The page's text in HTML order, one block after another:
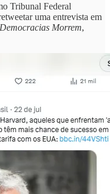
Tribunal Federal
uma entrevista em
Morrem,